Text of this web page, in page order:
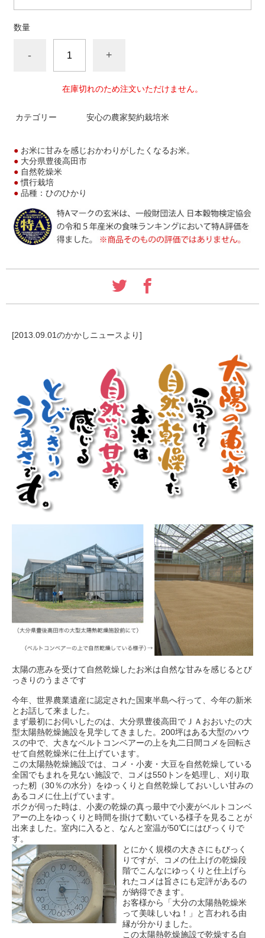
数量
- +
在庫切れのため注文いただけません。
カテゴリー 安心の農家契約栽培米
● お米に甘みを感じおかわりがしたくなるお米。
● 大分県豊後高田市
● 自然乾燥米
●慣行栽培
● 品種：ひのひかり
[2013.09.01のかかしニュースより]
太陽の恵みを受けて自然乾燥したお米は自然な甘みを感じるとび
っきりのうまさです
今年、世界農業遺産に認定された国東半島へ行って、今年の新米
とお話して来ました。
まず最初にお伺いしたのは、大分県豊後高田でＪＡおおいたの大
型太陽熱乾燥施設を見学してきました。200坪はある大型のハウ
スの中で、大きなベルトコンベアーの上を丸二日間コメを回転さ
せて自然乾燥米に仕上げています。
この太陽熱乾燥施設では、コメ・小麦・大豆を自然乾燥している
全国でもまれを見ない施設で、コメは550トンを処理し、刈り取
った籾（30％の水分）をゆっくりと自然乾燥しておいしい甘みの
あるコメに仕上げています。
ボクが伺った時は、小麦の乾燥の真っ最中で小麦がベルトコンベ
アーの上をゆっくりと時間を掛けて動いている様子を見ることが
出来ました。室内に入ると、なんと室温が50℃にはびっくりで
す。
とにかく規模の大きさにもびっく
りですが、コメの仕上げの乾燥段
階でこんなにゆっくりと仕上げら
れたコメは旨さにも定評があるの
が納得できます。
お客様から「大分の太陽熱乾燥米
って美味しいね！」と言われる由
縁が分かりました。
この太陽熱乾燥施設で乾燥する自